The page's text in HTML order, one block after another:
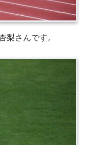
梨さんです。